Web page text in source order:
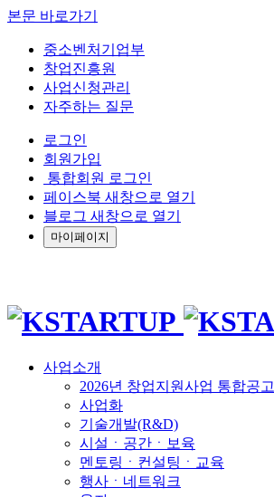
본문 바로가기
중소벤처기업부
창업진흥원
사업신청관리
자주하는 질문
로그인
회원가입
통합회원 로그인
페이스북 새창으로 열기
블로그 새창으로 열기
마이페이지
사업소개
2026년 창업지원사업 통합공고
사업화
기술개발(R&D)
시설ㆍ공간ㆍ보육
멘토링ㆍ컨설팅ㆍ교육
행사ㆍ네트워크